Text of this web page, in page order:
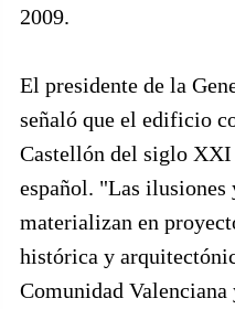
2009.
El presidente de la
señaló que el edificio
Castellón del siglo
español. "Las ilusiones
materializan en
histórica y
Comunidad Valenciana